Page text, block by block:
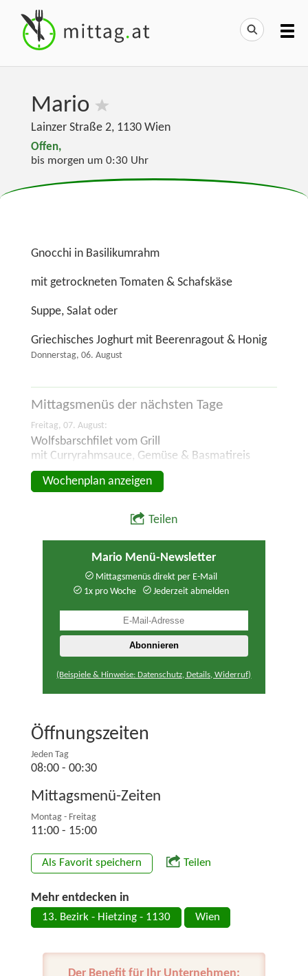
Mario
Lainzer Straße 2, 1130 Wien
Offen,
bis morgen um 0:30 Uhr
Gnocchi in Basilikumrahm
mit getrockneten Tomaten & Schafskäse
Suppe, Salat oder
Griechisches Joghurt mit Beerenragout & Honig
Donnerstag, 06. August
Mittagsmenüs der nächsten Tage
Freitag, 07. August:
Wolfsbarschfilet vom Grill
mit Curryrahmsauce, Gemüse & Basmatireis
Wochenplan anzeigen
Teilen
Mario Menü-Newsletter
Mittagsmenüs direkt per E-Mail
1x pro Woche
Jederzeit abmelden
(Beispiele & Hinweise: Datenschutz, Details, Widerruf)
Öffnungszeiten
Jeden Tag
08:00 - 00:30
Mittagsmenü-Zeiten
Montag - Freitag
11:00 - 15:00
Als Favorit speichern Teilen
Mehr entdecken in
13. Bezirk - Hietzing - 1130 Wien